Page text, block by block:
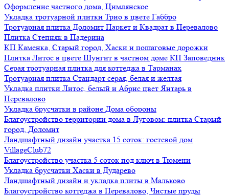
Оформление частного дома, Цимлянское
Укладка тротуарной плитки Трио в цвете Габбро
Тротуарная плитка Доломит Паркет и Квадрат в Перевалово
Плитка Степняк в Падерина
КП Каменка, Старый город, Хаски и пошаговые дорожки
Плитка Литос в цвете Шунгит в частном доме КП Заповедник
Серая тротуарная плитка для коттеджа в Тарманах
Тротуарная плитка Стандарт серая, белая и желтая
Укладка плитки Литос, белый и Абрис цвет Янтарь в
Перевалово
Укладка брусчатки в районе Дома обороны
Благоустройство территории дома в Луговом: плитка Старый
город, Доломит
Ландшафтный дизайн участка 15 соток: гостевой дом
VillageClub72
Благоустройство участка 5 соток под ключ в Тюмени
Укладка брусчатки Хаски в Дударево
Ландшафтный дизайн и укладка плиты в Мальково
Благоустройство коттеджа в Перевалово, Чистые пруды